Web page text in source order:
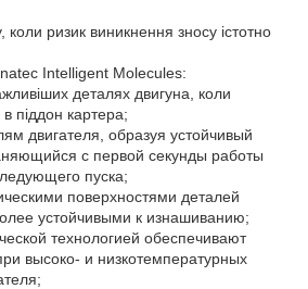
коли ризик виникнення зносу істотно
Intelligent Molecules:
деталях двигуна, коли
піддон картера;
двигателя, образуя устойчивый
с первой секунды работы
пуска;
поверхностями деталей
устойчивыми к изнашиванию;
технологией обеспечивают
высоко- и низкотемпературных